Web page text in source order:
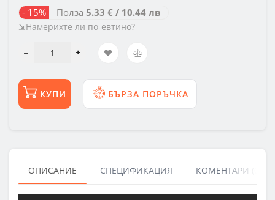
- 15% Полза 5.33 € / 10.44 лв
⇲Намерихте ли по-евтино?
КУПИ БЪРЗА ПОРЪЧКА
ОПИСАНИЕ СПЕЦИФИКАЦИЯ КОМЕНТАРИ (0)